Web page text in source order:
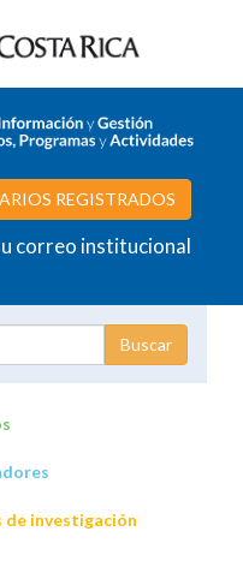
REGISTRADOS
correo institucional
de investigación